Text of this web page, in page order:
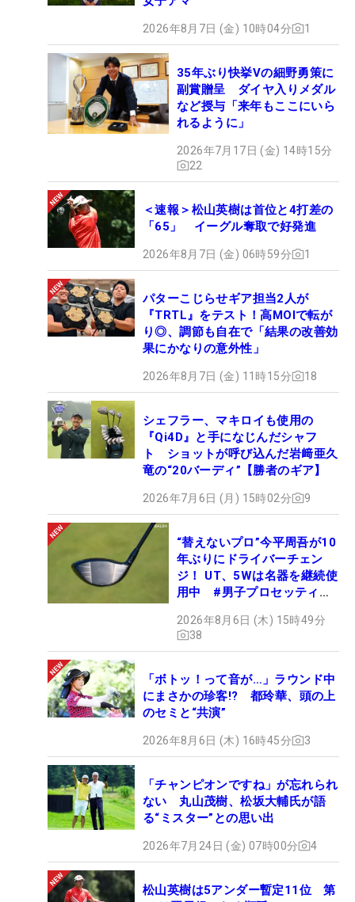
2026年8月7日 (金) 10時04分 1
35年ぶり快挙Vの細野勇策に
副賞贈呈 ダイヤ入りメダル
など授与「来年もここにいら
れるように」
2026年7月17日 (金) 14時15分
22
＜速報＞松山英樹は首位と4打差の
「65」 イーグル奪取で好発進
2026年8月7日 (金) 06時59分 1
パターこじらせギア担当2人が
『TRTL』をテスト！高MOIで転が
り◎、調節も自在で「結果の改善効
果にかなりの意外性」
2026年8月7日 (金) 11時15分 18
シェフラー、マキロイも使用の
『Qi4D』と手になじんだシャフ
ト ショットが呼び込んだ岩﨑亜久
竜の“20バーディ”【勝者のギア】
2026年7月6日 (月) 15時02分 9
“替えないプロ”今平周吾が10
年ぶりにドライバーチェン
ジ！ UT、5Wは名器を継続使
用中 #男子プロセッティン
2026年8月6日 (木) 15時49分
38
「ボトッ！って音が…」ラウンド中
にまさかの珍客!? 都玲華、頭の上
のセミと“共演”
2026年8月6日 (木) 16時45分 3
「チャンピオンですね」が忘れられ
ない 丸山茂樹、松坂大輔氏が語
る“ミスター”との思い出
2026年7月24日 (金) 07時00分 4
松山英樹は5アンダー暫定11位 第